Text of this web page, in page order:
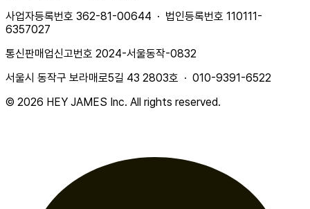
사업자등록번호 362-81-00644 · 법인등록번호 110111-
6357027
통신판매업신고번호 2024-서울동작-0832
서울시 동작구 보라매로5길 43 2803호 · 010-9391-6522
© 2026 HEY JAMES Inc. All rights reserved.